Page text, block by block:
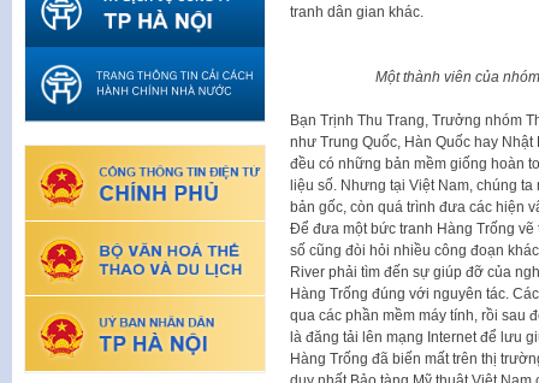
tranh dân gian khác.
Một thành viên của
Bạn Trịnh Thu Trang, Trưởng nhóm
như Trung Quốc, Hàn Quốc hay
đều có những bản mềm giống hoàn
liệu số. Nhưng tại Việt Nam, chúng
bản gốc, còn quá trình đưa các hiện
Để đưa một bức tranh Hàng Trống
số cũng đòi hỏi nhiều công đoạn
River phải tìm đến sự giúp đỡ của
Hàng Trống đúng với nguyên tác.
qua các phần mềm máy tính, rồi sau
là đăng tải lên mạng Internet để lưu
Hàng Trống đã biến mất trên thị